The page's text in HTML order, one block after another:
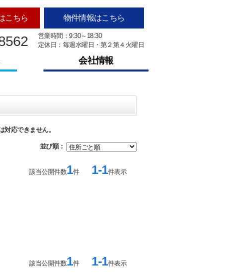
こちら 物件情報はこちら
営業時間：9:30～18:30
定休日：毎週水曜日・第２第４火曜日
会社情報
応できません。
並び順：
該当公開件数1件1-1件表示
該当公開件数1件1-1件表示